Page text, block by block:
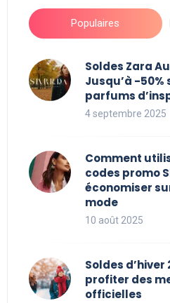
Populaires
Soldes Zara
Jusqu’à -50%
parfums
4 septembre 2025
Comment
codes promo
économiser
mode
10 août 2025
Soldes d’hiver
profiter des
officielles